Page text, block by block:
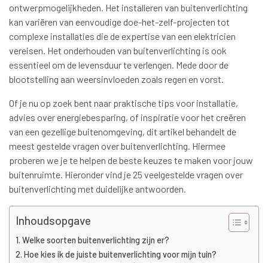
ontwerpmogelijkheden. Het installeren van buitenverlichting
kan variëren van eenvoudige doe-het-zelf-projecten tot
complexe installaties die de expertise van een elektricien
vereisen. Het onderhouden van buitenverlichting is ook
essentieel om de levensduur te verlengen. Mede door de
blootstelling aan weersinvloeden zoals regen en vorst.
Of je nu op zoek bent naar praktische tips voor installatie,
advies over energiebesparing, of inspiratie voor het creëren
van een gezellige buitenomgeving, dit artikel behandelt de
meest gestelde vragen over buitenverlichting. Hiermee
proberen we je te helpen de beste keuzes te maken voor jouw
buitenruimte. Hieronder vind je 25 veelgestelde vragen over
buitenverlichting met duidelijke antwoorden.
Inhoudsopgave
Welke soorten buitenverlichting zijn er?
Hoe kies ik de juiste buitenverlichting voor mijn tuin?